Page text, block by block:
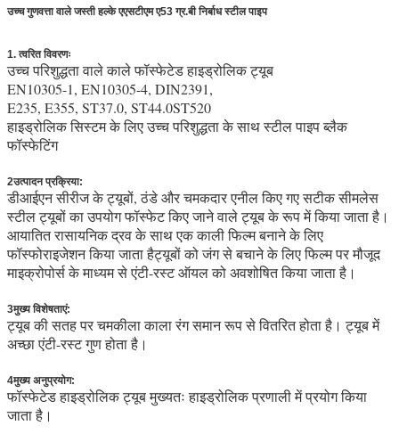
उच्च गुणवत्ता वाले जस्ती हल्के एएसटीएम ए53 ग्र.बी निर्बाध स्टील पाइप
1. त्वरित विवरणः
उच्च परिशुद्धता वाले काले फॉस्फेटेड हाइड्रोलिक ट्यूब
EN10305-1, EN10305-4, DIN2391,
E235, E355, ST37.0, ST44.0ST520
हाइड्रोलिक सिस्टम के लिए उच्च परिशुद्धता के साथ स्टील पाइप ब्लैक
फॉस्फेटिंग
2उत्पादन प्रक्रिया:
डीआईएन सीरीज के ट्यूबों, ठंडे और चमकदार एनील किए गए सटीक सीमलेस
स्टील ट्यूबों का उपयोग फॉस्फेट किए जाने वाले ट्यूब के रूप में किया जाता है।
आयातित रासायनिक द्रव के साथ एक काली फिल्म बनाने के लिए
फॉस्फोराइजेशन किया जाता हैट्यूबों को जंग से बचाने के लिए फिल्म पर मौजूद
माइक्रोपोर्स के माध्यम से एंटी-रस्ट ऑयल को अवशोषित किया जाता है।
3मुख्य विशेषताएं:
ट्यूब की सतह पर चमकीला काला रंग समान रूप से वितरित होता है। ट्यूब में
अच्छा एंटी-रस्ट गुण होता है।
4मुख्य अनुप्रयोग:
फॉस्फेटेड हाइड्रोलिक ट्यूब मुख्यतः हाइड्रोलिक प्रणाली में प्रयोग किया
जाता है।